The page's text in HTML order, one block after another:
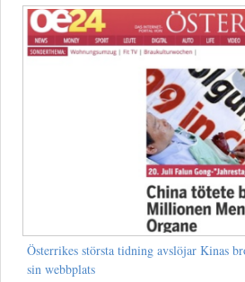
Österrikes största tidning avslöjar Kinas
sin webbplats